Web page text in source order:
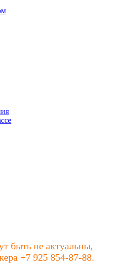
быть не актуальны,
+7 925 854-87-88.